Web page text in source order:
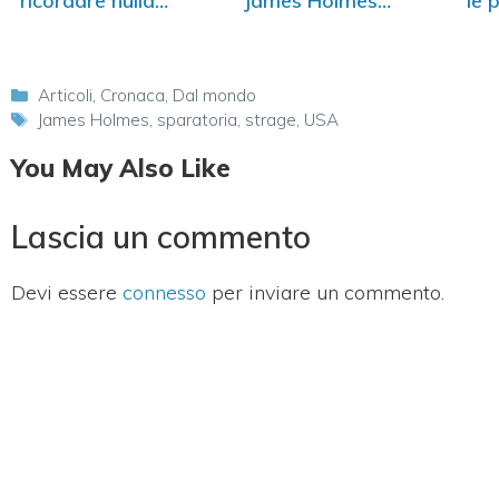
Categorie
Articoli, Cronaca, Dal mondo
Tag
James Holmes, sparatoria, strage, USA
You May Also Like
Lascia un commento
Devi essere connesso per inviare un commento.